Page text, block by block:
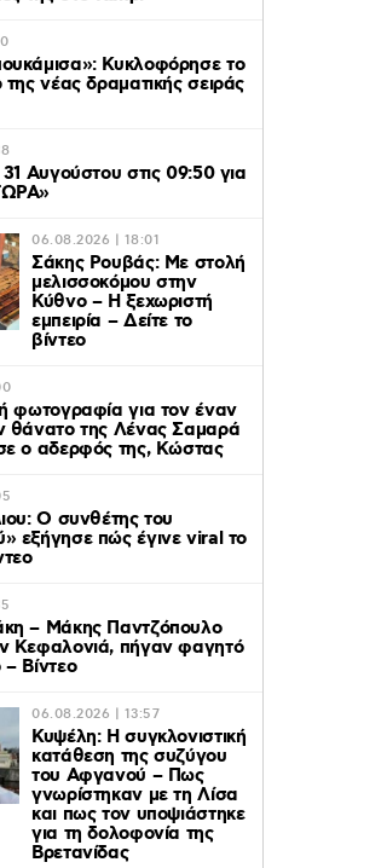
Κυκλοφόρησε το
της νέας δραματικής σειράς
31 Αυγούστου στις 09:50 για
06.08.2026 | 18:01
Σάκης Ρουβάς: Με στολή
μελισσοκόμου στην
Κύθνο – Η ξεχωριστή
εμπειρία – Δείτε το
βίντεο
φωτογραφία για τον έναν
θάνατο της Λένας Σαμαρά
ο αδερφός της, Κώστας
Ο συνθέτης του
εξήγησε πώς έγινε viral το
– Μάκης Παντζόπουλο
Κεφαλονιά, πήγαν φαγητό
Βίντεο
06.08.2026 | 13:57
Κυψέλη: Η συγκλονιστική
κατάθεση της συζύγου
του Αφγανού – Πως
γνωρίστηκαν με τη Λίσα
και πως τον υποψιάστηκε
για τη δολοφονία της
Βρετανίδας